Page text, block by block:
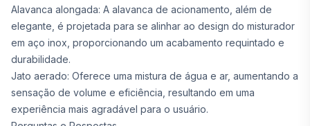
Alavanca alongada: A alavanca de acionamento, além de
elegante, é projetada para se alinhar ao design do misturador
em aço inox, proporcionando um acabamento requintado e
durabilidade.
Jato aerado: Oferece uma mistura de água e ar, aumentando a
sensação de volume e eficiência, resultando em uma
experiência mais agradável para o usuário.